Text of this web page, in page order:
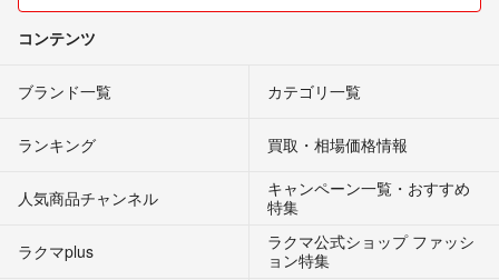
コンテンツ
ブランド一覧 カテゴリ一覧
ランキング 買取・相場価格情報
人気商品チャンネル
キャンペーン一覧・おすすめ
特集
ラクマplus
ラクマ公式ショップ ファッシ
ョン特集